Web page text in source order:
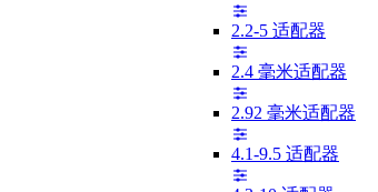
2.2-5 适配器
2.4 毫米适配器
2.92 毫米适配器
4.1-9.5 适配器